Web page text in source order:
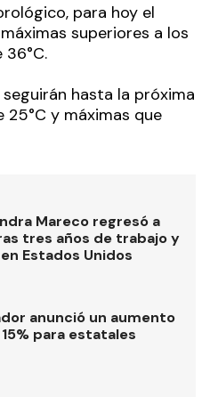
para hoy el
superiores a los
36°C.
hasta la próxima
25°C y máximas que
Mareco regresó a
tres años de trabajo y
Estados Unidos
anunció un aumento
para estatales